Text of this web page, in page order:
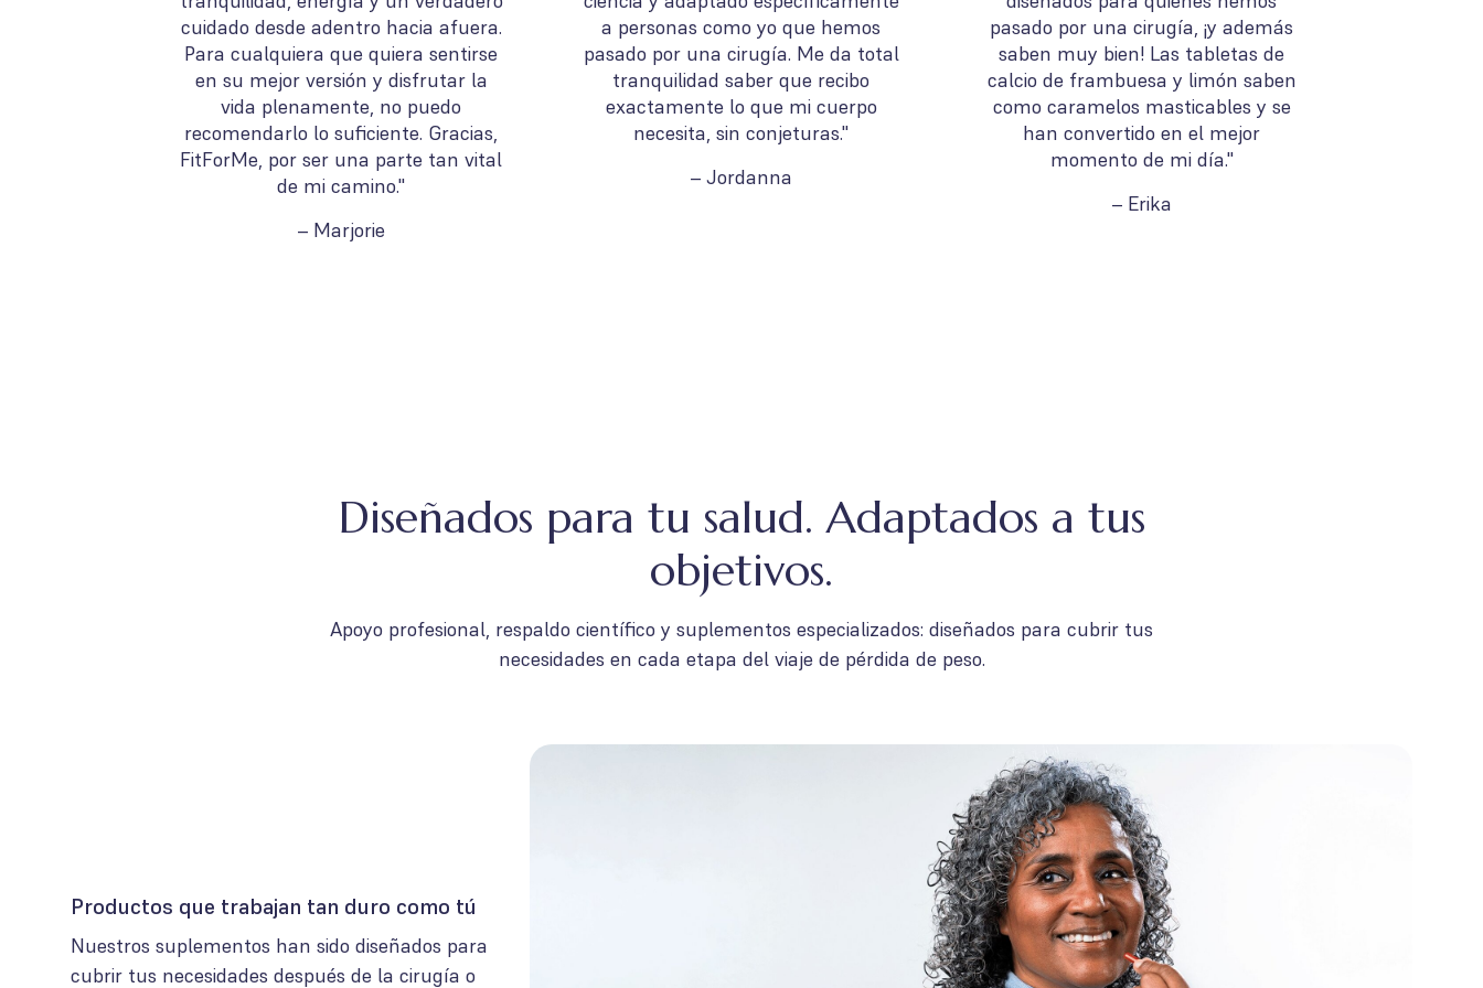
cuidado desde adentro hacia afuera.
Para cualquiera que quiera sentirse
en su mejor versión y disfrutar la
vida plenamente, no puedo
recomendarlo lo suficiente. Gracias,
FitForMe, por ser una parte tan vital
de mi camino."
– Marjorie
a personas como yo que hemos
pasado por una cirugía. Me da total
tranquilidad saber que recibo
exactamente lo que mi cuerpo
necesita, sin conjeturas."
– Jordanna
pasado por una cirugía, ¡y además
saben muy bien! Las tabletas de
calcio de frambuesa y limón saben
como caramelos masticables y se
han convertido en el mejor
momento de mi día."
– Erika
Diseñados para tu salud. Adaptados a tus
objetivos.
Apoyo profesional, respaldo científico y suplementos especializados: diseñados para cubrir tus
necesidades en cada etapa del viaje de pérdida de peso.
Productos que trabajan tan duro como tú
Nuestros suplementos han sido diseñados para
cubrir tus necesidades después de la cirugía o